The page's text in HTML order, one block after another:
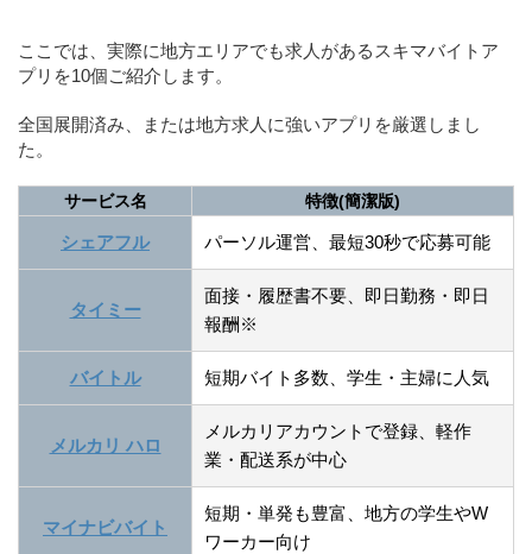
ここでは、実際に地方エリアでも求人があるスキマバイトア
プリを10個ご紹介します。
全国展開済み、または地方求人に強いアプリを厳選しまし
た。
サービス名 特徴(簡潔版)
シェアフル パーソル運営、最短30秒で応募可能
タイミー
面接・履歴書不要、即日勤務・即日
報酬 ※
バイトル 短期バイト多数、学生・主婦に人気
メルカリ ハロ
メルカリアカウントで登録、軽作
業・配送系が中心
マイナビバイト
短期・単発も豊富、地方の学生やW
ワーカー向け